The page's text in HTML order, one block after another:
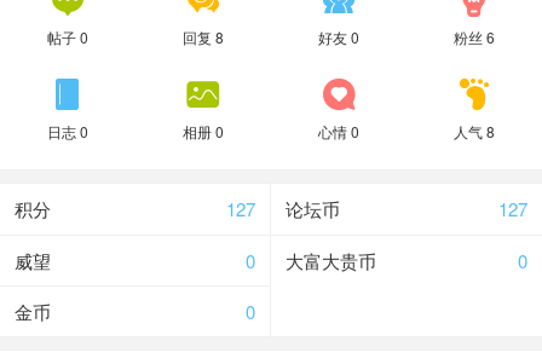
帖子 0 回复 8 好友 0 粉丝 6

日志 0

相册 0

心情 0

人气 8
127
积分 127
论坛币
0
威望 0
大富大贵币
0
金币